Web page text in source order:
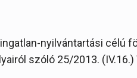
nyilvántartási célú
szóló 25/2013.